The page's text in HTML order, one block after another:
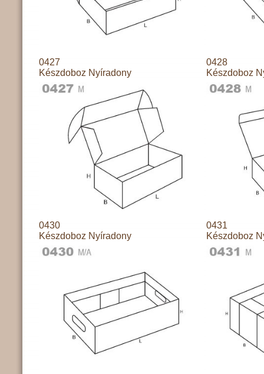
0427
Készdoboz Nyíradony
0428
Készdoboz
0430
Készdoboz Nyíradony
0431
Készdoboz